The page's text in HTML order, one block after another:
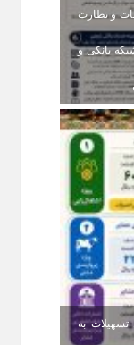
و نظارت
تجهیز شبکه بانکی و
ریال تسهیلات به